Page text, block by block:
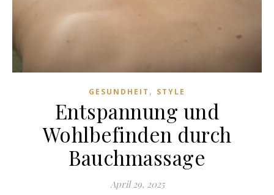
GESUNDHEIT , STYLE
Entspannung und
Wohlbefinden durch
Bauchmassage
April 29, 2025